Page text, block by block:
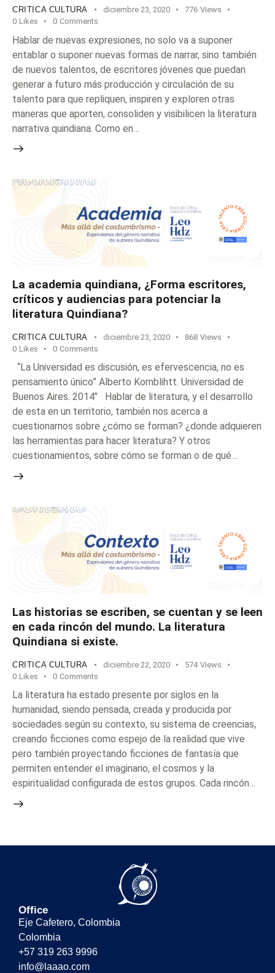
CRITICA CULTURA diciembre 23, 2020 776 Views
0 Likes 0 Comments
Hablar de nuevas expresiones, no solo va a suponer
entablar o suponer nuevas formas de narrar, sino también
de nuevos talentos, de escritores jóvenes que puedan
generar a futuro más producción y circulación de su
talento para que repliquen, inspiren y exploren otras
maneras que aporten, consoliden y visibilicen la literatura
narrativa quindiana. Como en…
La academia quindiana, ¿Forma escritores,
críticos y audiencias para potenciar la
literatura Quindiana?
CRITICA CULTURA diciembre 23, 2020 868 Views
0 Likes 0 Comments
“La Universidad es discusión, es efervescencia, no es
pensamiento único” Alberto Kornblihtt. Universidad de
Buenos Aires. 2014" Hablar de literatura, y el desarrollo
de esta en un territorio, también nos acerca a
cuestionarnos sobre ¿cómo se forman? ¿donde adquieren
las herramientas para hacer literatura? Y otros
cuestionamientos, sobre cómo se forman o de qué…
Las historias se escriben, se cuentan y se leen
en cada rincón del mundo. La literatura
Quindiana si existe.
CRITICA CULTURA diciembre 22, 2020 574 Views
0 Likes 0 Comments
La literatura ha estado presente por siglos en la
humanidad, siendo pensada, creada y producida por
sociedades según su contexto, su sistema de creencias,
creando ficciones como espejo de la realidad que vive
pero también proyectando ficciones de fantasía que
permiten entender el imaginario, el cosmos y la
espiritualidad configurada de estos grupos. Cada rincón…
Office
Eje Cafetero, Colombia
Colombia
+57 319 263 9996
info@laaao.com